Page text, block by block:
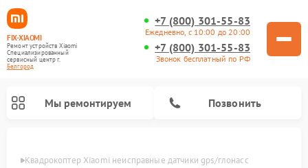
FIX-XIAOMI
Ремонт устройств Xiaomi
Специализированный
cервисный центр г.
Белгород
+7 (800) 301-55-83
Ежедневно, с 10:00 до 20:00
+7 (800) 301-55-83
Звонок бесплатный по РФ
Мы ремонтируем Позвонить
Квадрокоптер Xiaomi неисправные датчики gps/глонасс